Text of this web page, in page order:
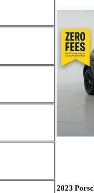
2023